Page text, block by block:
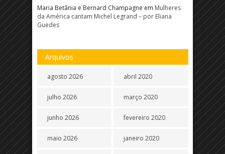
Maria Betânia e Bernard Champagne em Mulheres
da América cantam Michel Legrand – por Eliana
Guedes
Arquivos
agosto 2026
julho 2026
junho 2026
maio 2026
abril 2020
março 2020
fevereiro 2020
janeiro 2020